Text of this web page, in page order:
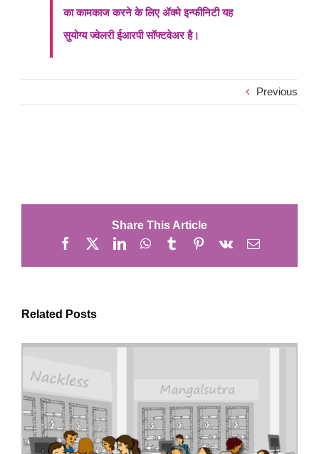
का कामकाज करने के लिए ॲक्मे इन्फीनिटी यह
सुयोग्य ज्वेलरी ईआरपी सॉफ्टवेअर है।
Previous
Share This Article
Facebook LinkedInWhatsApp
TumblrPinterest
Vk Email
Related Posts